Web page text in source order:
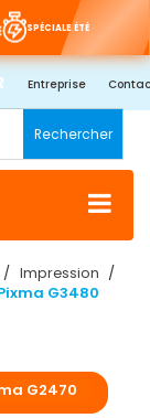
SPÉCIALE ÉTÉ
Entreprise
Rechercher
Impression
G3480
G2470